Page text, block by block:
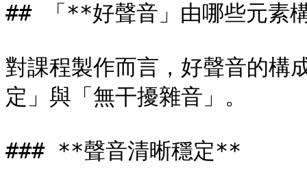
## 「**好聲音」由哪些元素
對課程製作而言，好聲音的構
定」與「無干擾雜音」。
### **聲音清晰穩定**